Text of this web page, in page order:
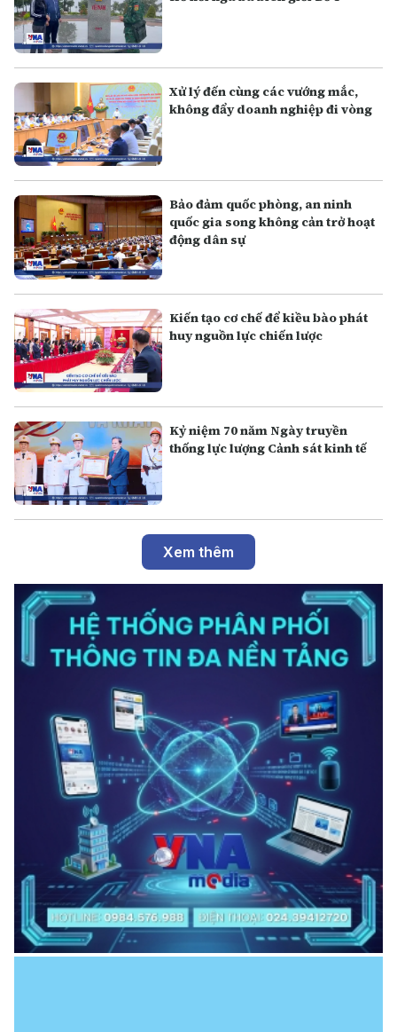
Xử lý đến cùng các vướng mắc,
không đẩy doanh nghiệp đi vòng
Bảo đảm quốc phòng, an ninh
quốc gia song không cản trở hoạt
động dân sự
Kiến tạo cơ chế để kiều bào phát
huy nguồn lực chiến lược
Kỷ niệm 70 năm Ngày truyền
thống lực lượng Cảnh sát kinh tế
Xem thêm